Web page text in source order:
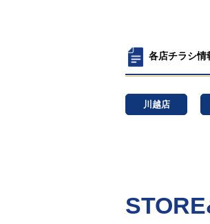
各店チラシ情
川越店